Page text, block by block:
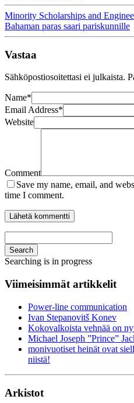
Minority Scholarships and
Bahaman paras saari pariskunnille
Vastaa
Sähköpostiosoitettasi ei julkaista.
Name*
Email Address*
Website
Comment
Save my name, email, and
time I comment.
Search
Searching is in progress
Viimeisimmät artikkelit
Power-line communication
Ivan Stepanovitš Konev
Kokovalkoista vehnää on
Michael Joseph ”Prince”
monivuotiset heinät ovat
niistä!
Arkistot